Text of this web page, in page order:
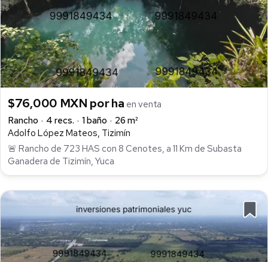
$76,000 MXN por ha en venta
Rancho
4 recs. 1 baño
26 m²
Adolfo López Mateos, Tizimín
🚨 Rancho de 723 HAS con 8 Cenotes, a 11 Km de Subasta
Ganadera de Tizimín, Yuca